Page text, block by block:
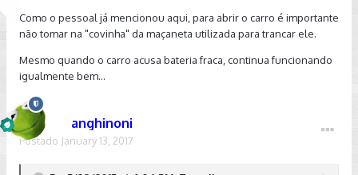
Como o pessoal já mencionou aqui, para abrir o carro é importante
não tomar na "covinha" da maçaneta utilizada para trancar ele.
Mesmo quando o carro acusa bateria fraca, continua funcionando
igualmente bem...
anghinoni
Postado January 13, 2017